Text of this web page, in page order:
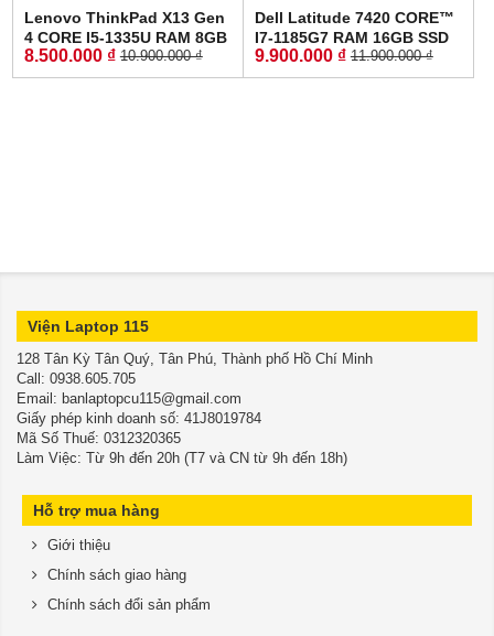
Lenovo ThinkPad X13 Gen
4 CORE I5-1335U RAM 8GB
SSD 256GB MÀN HÌNH :
13.3 Inch WUXGA
8.500.000 ₫ 10.900.000 ₫
Dell Latitude 7420 CORE™
I7-1185G7 RAM 16GB SSD
256GB MÀN HÌNH :
14.0''Inch Fhd IPS
9.900.000 ₫ 11.900.000 ₫
Viện Laptop 115
128 Tân Kỳ Tân Quý, Tân Phú, Thành phố Hồ Chí Minh
​​​​​​​Call: 0938.605.705
Email: banlaptopcu115@gmail.com
Giấy phép kinh doanh số: 41J8019784
Mã Số Thuế: 0312320365
Làm Việc: Từ 9h đến 20h (T7 và CN từ 9h đến 18h)
Hỗ trợ mua hàng
Giới thiệu
Chính sách giao hàng
Chính sách đổi sản phẩm